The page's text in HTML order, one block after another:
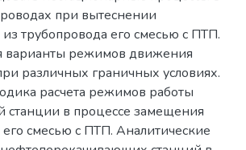
при вытеснении
трубопровода его смесью с ПТП.
варианты режимов движения
различных граничных условиях.
расчета режимов работы
станции в процессе замещения
смесью с ПТП. Аналитические